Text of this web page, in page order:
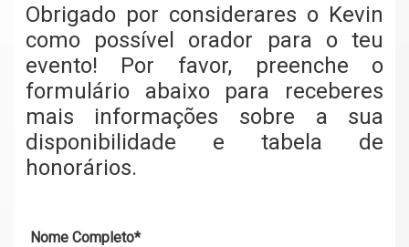
Obrigado por considerares o Kevin
como possível orador para o teu
evento! Por favor, preenche o
formulário abaixo para receberes
mais informações sobre a sua
disponibilidade e tabela de
honorários.
Nome Completo*